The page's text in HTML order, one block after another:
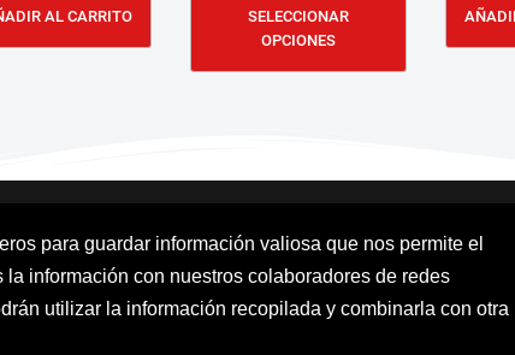
para guardar información valiosa que nos permite el
información con nuestros colaboradores de redes
utilizar la información recopilada y combinarla con otra
AL CARRITO
SELECCIONAR
OPCIONES
Aviso Legal Política de cookies